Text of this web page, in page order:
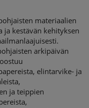
materiaalien
kestävän kehityksen
arkipäivän
elintarvike- ja
ja teippien